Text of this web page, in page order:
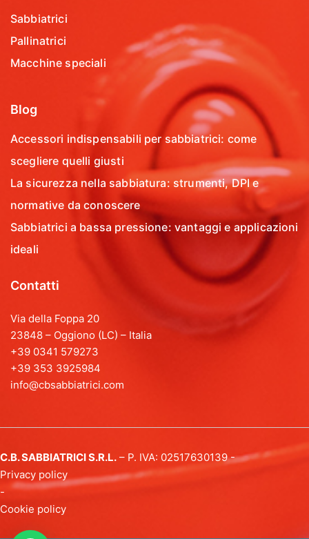
Sabbiatrici
Pallinatrici
Macchine speciali
Blog
Accessori indispensabili per sabbiatrici: come
scegliere quelli giusti
La sicurezza nella sabbiatura: strumenti, DPI e
normative da conoscere
Sabbiatrici a bassa pressione: vantaggi e applicazioni
ideali
Contatti
Via della Foppa 20
23848 – Oggiono (LC) – Italia
+39 0341 579273
+39 353 3925984
info@cbsabbiatrici.com
C.B. SABBIATRICI S.R.L. – P. IVA: 02517630139 -
Privacy policy
-
Cookie policy